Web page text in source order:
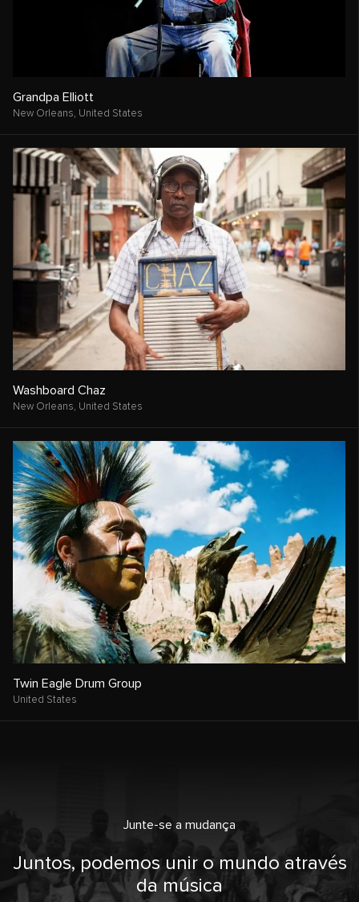
Grandpa Elliott
New Orleans, United States
Washboard Chaz
New Orleans, United States
Twin Eagle Drum Group
United States
Junte-se a mudança
Juntos, podemos unir o mundo através
da música